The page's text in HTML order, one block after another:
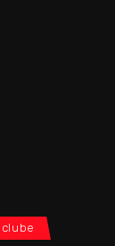
clube